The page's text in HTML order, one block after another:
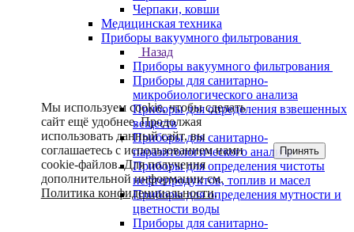
Черпаки, ковши
Медицинская техника
Приборы вакуумного фильтрования
Назад
Приборы вакуумного фильтрования
Приборы для санитарно-
микробиологического анализа
Приборы для определения взвешенных
веществ
Приборы для санитарно-
паразитологического анализа
Приборы для определения чистоты
нефтепродуктов, топлив и масел
Приборы для определения мутности и
цветности воды
Приборы для санитарно-
Мы используем cookie, чтобы сделать
сайт ещё удобнее. Продолжая
использовать данный сайт, вы
соглашаетесь с использованием нами
cookie-файлов. Для получения
дополнительной информации см.
Политика конфиденциальности.
Принять